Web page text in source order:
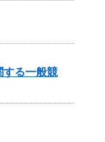
る一般競